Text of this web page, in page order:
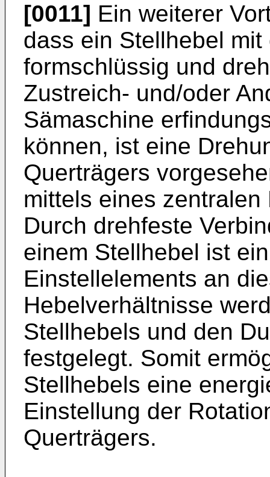
[0011] Ein weiterer
dass ein Stellhebel
formschlüssig und
Zustreich- und/oder
Sämaschine
können, ist eine
Querträgers
mittels eines
Durch drehfeste
einem Stellhebel ist
Einstellelements an
Hebelverhältnisse
Stellhebels und den
festgelegt. Somit
Stellhebels eine
Einstellung der
Querträgers.